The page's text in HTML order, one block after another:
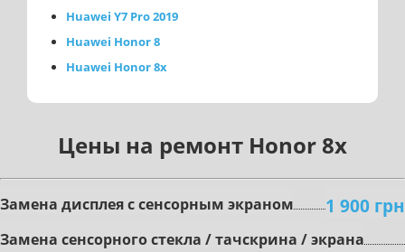
Huawei Y7 Pro 2019
Huawei Honor 8
Huawei Honor 8x
Цены на ремонт Honor 8x
Зaмeнa диcплeя c ceнcopным экpaнoм 1 900 грн
Зaмeнa ceнcopного стекла / тачскрина / экрана